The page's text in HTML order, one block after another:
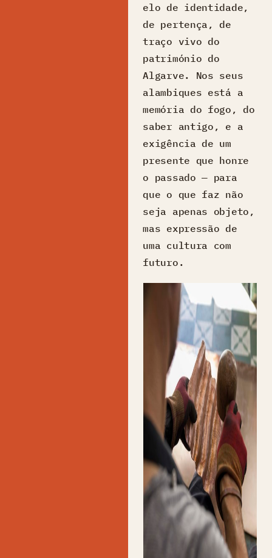
elo de identidade,
de pertença, de
traço vivo do
património do
Algarve. Nos seus
alambiques está a
memória do fogo, do
saber antigo, e a
exigência de um
presente que honre
o passado — para
que o que faz não
seja apenas objeto,
mas expressão de
uma cultura com
futuro.